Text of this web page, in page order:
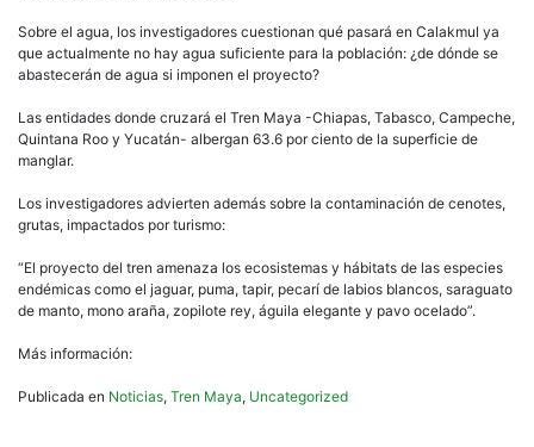
Sobre el agua, los investigadores cuestionan qué pasará en Calakmul ya
que actualmente no hay agua suficiente para la población: ¿de dónde se
abastecerán de agua si imponen el proyecto?
Las entidades donde cruzará el Tren Maya -Chiapas, Tabasco, Campeche,
Quintana Roo y Yucatán- albergan 63.6 por ciento de la superficie de
manglar.
Los investigadores advierten además sobre la contaminación de cenotes,
grutas, impactados por turismo:
“El proyecto del tren amenaza los ecosistemas y hábitats de las especies
endémicas como el jaguar, puma, tapir, pecarí de labios blancos, saraguato
de manto, mono araña, zopilote rey, águila elegante y pavo ocelado”.
Más información:
Publicada en Noticias, Tren Maya, Uncategorized